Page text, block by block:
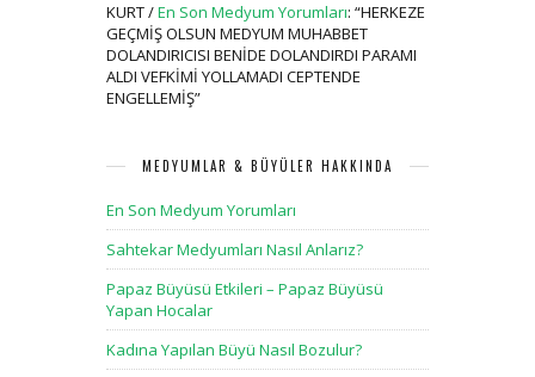
KURT/En Son Medyum Yorumları: “HERKEZE
GEÇMİŞ OLSUN MEDYUM MUHABBET
DOLANDIRICISI BENİDE DOLANDIRDI PARAMI
ALDI VEFKİMİ YOLLAMADI CEPTENDE
ENGELLEMİŞ”
MEDYUMLAR & BÜYÜLER HAKKINDA
En Son Medyum Yorumları
Sahtekar Medyumları Nasıl Anlarız?
Papaz Büyüsü Etkileri – Papaz Büyüsü
Yapan Hocalar
Kadına Yapılan Büyü Nasıl Bozulur?